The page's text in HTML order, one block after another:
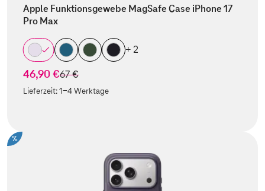
Apple Funktionsgewebe MagSafe Case iPhone 17
Pro Max
+ 2
46,90 €statt
67 €
Lieferzeit:1-4 Werktage
%